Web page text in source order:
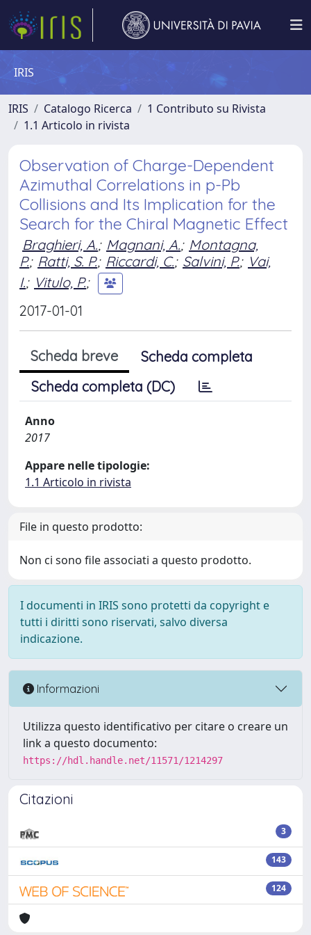
IRIS
IRIS Catalogo Ricerca
1 Contributo su Rivista
1.1 Articolo in rivista
Observation of Charge-Dependent
Azimuthal Correlations in p-Pb
Collisions and Its Implication for the
Search for the Chiral Magnetic Effect
Braghieri, A.; Magnani, A.; Montagna,
P.; Ratti, S. P.; Riccardi, C.; Salvini, P.; Vai,
I.; Vitulo, P.;
2017-01-01
Scheda breve
Scheda completa
Scheda completa (DC)
Anno
2017
Appare nelle tipologie:
1.1 Articolo in rivista
File in questo prodotto:
Non ci sono file associati a questo prodotto.
I documenti in IRIS sono protetti da copyright e
tutti i diritti sono riservati, salvo diversa
indicazione.
Informazioni
Utilizza questo identificativo per citare o creare un
link a questo documento:
https://hdl.handle.net/11571/1214297
Citazioni
3
143
124